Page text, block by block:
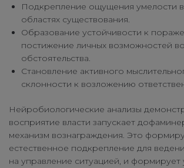
Подкрепление ощущения умелости
областях существования.
Образование устойчивости к
постижение личных возможностей
обстоятельства.
Становление активного
склонности к возложению
Нейробиологические анализы
восприятие власти запускает
механизм вознаграждения. Это
естественное подкрепление для
на управление ситуацией, и формирует